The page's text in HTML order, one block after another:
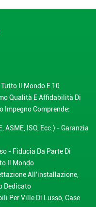
Il Mondo E 10
Qualità E Affidabilità Di
Impegno Comprende:
ISO, Ecc.) - Garanzia
- Fiducia Da Parte Di
Il Mondo
All'installazione,
Dedicato
Per Ville Di Lusso, Case